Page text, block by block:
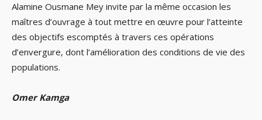
Alamine Ousmane Mey invite par la même occasion les
maîtres d’ouvrage à tout mettre en œuvre pour l’atteinte
des objectifs escomptés à travers ces opérations
d’envergure, dont l’amélioration des conditions de vie des
populations.
Omer Kamga